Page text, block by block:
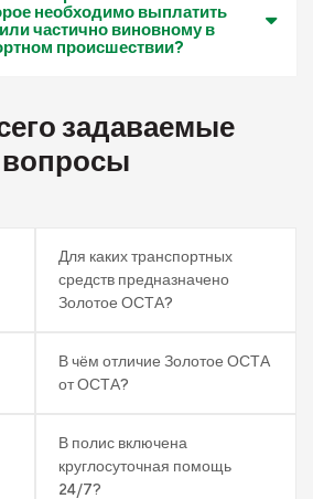
необходимо выплатить
частично виновному в
происшествии?
задаваемые
вопросы
Для каких транспортных
средств предназначено
Золотое ОСТА?
В чём отличие Золотое ОСТА
от ОСТА?
В полис включена
круглосуточная помощь
24/7?